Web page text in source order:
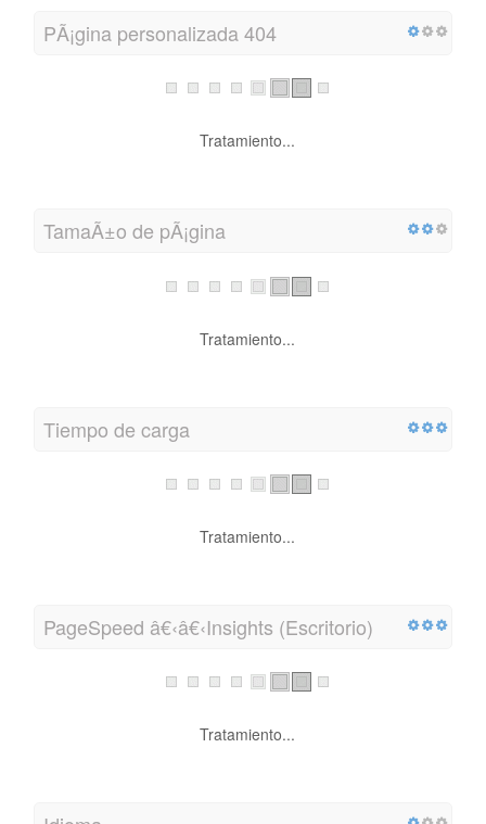
PÃ¡gina personalizada 404
Tratamiento...
TamaÃ±o de pÃ¡gina
Tratamiento...
Tiempo de carga
Tratamiento...
PageSpeed â€‹â€‹Insights (Escritorio)
Tratamiento...